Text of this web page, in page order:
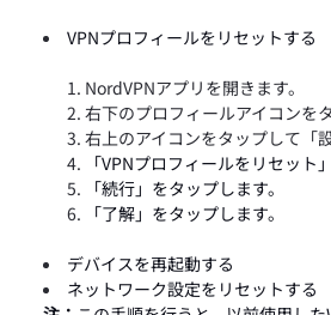
VPNプロフィールをリセットする
NordVPNアプリを開きます。
右下のプロフィールアイコンを
右上のアイコンをタップして「設
「VPNプロフィールをリセット
「続行」をタップします。
「了解」をタップします。
デバイスを再起動する
ネットワーク設定をリセットする